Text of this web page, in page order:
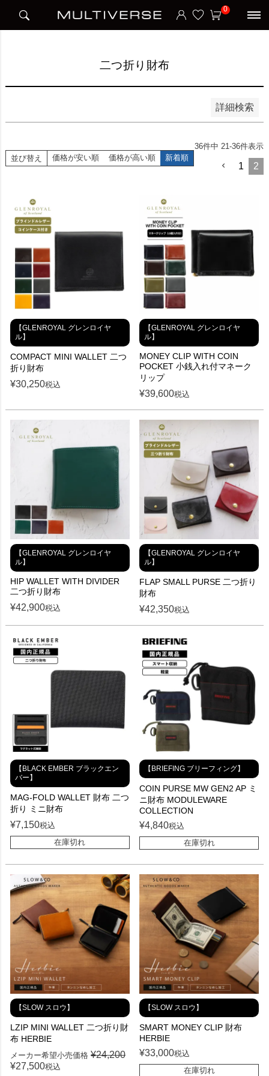
0
二つ折り財布
詳細検索
並び順
新着順
並び替え 価格が安い順 価格が高い順 新着順
36件中 21-36件表示
1 2
【GLENROYAL グレンロイヤ
ル】
COMPACT MINI WALLET 二つ
折り財布
¥30,250税込
【GLENROYAL グレンロイヤ
ル】
MONEY CLIP WITH COIN
POCKET 小銭入れ付マネーク
リップ
¥39,600税込
【GLENROYAL グレンロイヤ
ル】
HIP WALLET WITH DIVIDER
二つ折り財布
¥42,900税込
【GLENROYAL グレンロイヤ
ル】
FLAP SMALL PURSE 二つ折り
財布
¥42,350税込
【BLACK EMBER ブラックエン
バー】
MAG-FOLD WALLET 財布 二つ
折り ミニ財布
¥7,150税込
在庫切れ
【BRIEFING ブリーフィング】
COIN PURSE MW GEN2 AP ミ
ニ財布 MODULEWARE
COLLECTION
¥4,840税込
在庫切れ
【SLOW スロウ】
LZIP MINI WALLET 二つ折り財
布 HERBIE
メーカー希望小売価格 ¥24,200
¥27,500税込
【SLOW スロウ】
SMART MONEY CLIP 財布
HERBIE
¥33,000税込
在庫切れ